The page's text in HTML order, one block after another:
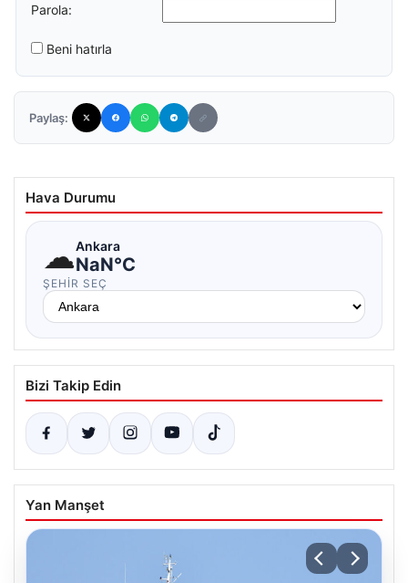
Parola:
Beni hatırla
Paylaş:
Hava Durumu
☁Ankara
NaN°C
ŞEHIR SEÇ
Bizi Takip Edin
Yan Manşet